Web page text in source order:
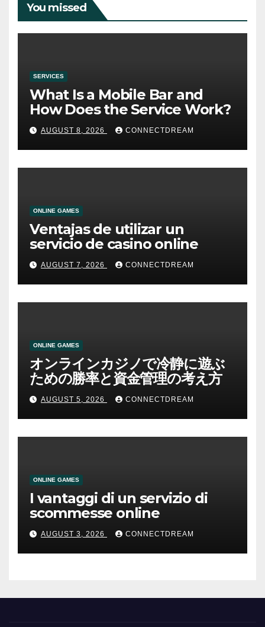
You missed
SERVICES
What Is a Mobile Bar and
How Does the Service Work?
AUGUST 8, 2026 CONNECTDREAM
ONLINE GAMES
Ventajas de utilizar un
servicio de casino online
AUGUST 7, 2026 CONNECTDREAM
ONLINE GAMES
オンラインカジノで冷静に遊ぶ
ための勝率と資金管理の考え方
AUGUST 5, 2026 CONNECTDREAM
ONLINE GAMES
I vantaggi di un servizio di
scommesse online
AUGUST 3, 2026 CONNECTDREAM